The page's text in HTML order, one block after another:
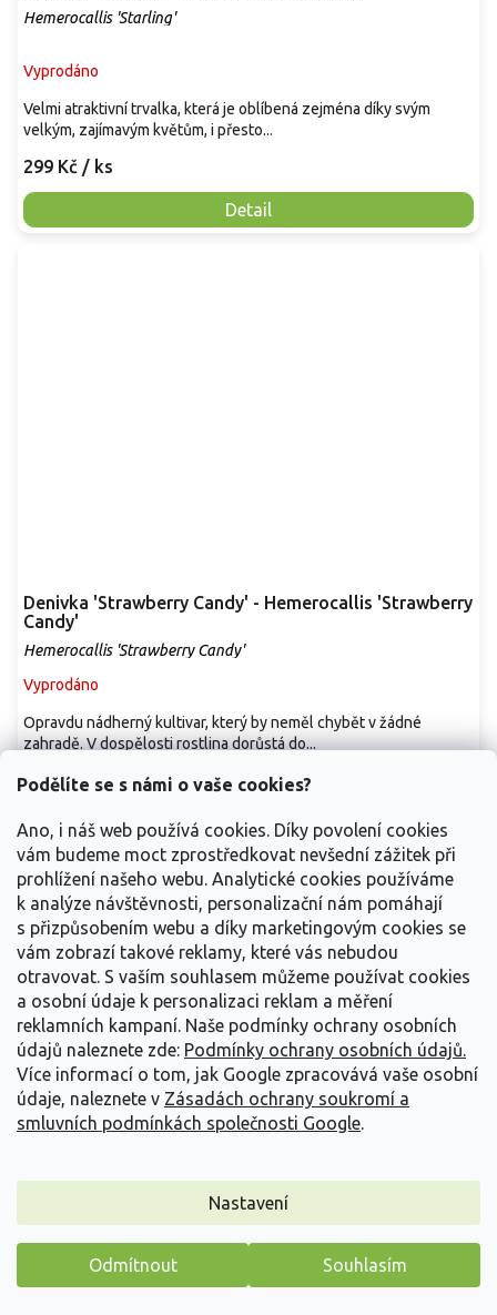
Podělíte se s námi o vaše cookies?
Ano, i náš web používá cookies. Díky povolení cookies
vám budeme moct zprostředkovat nevšední zážitek při
prohlížení našeho webu. Analytické cookies používáme
k analýze návštěvnosti, personalizační nám pomáhají
s přizpůsobením webu a díky marketingovým cookies se
vám zobrazí takové reklamy, které vás nebudou
otravovat. S vaším souhlasem můžeme používat cookies
a osobní údaje k personalizaci reklam a měření
reklamních kampaní. Naše podmínky ochrany osobních
údajů naleznete zde: Podmínky ochrany osobních údajů.
Více informací o tom, jak Google zpracovává vaše osobní
údaje, naleznete v Zásadách ochrany soukromí a
smluvních podmínkách společnosti Google.
Nastavení
Odmítnout Souhlasím
Hemerocallis 'Starling'
Vyprodáno
299 Kč / ks
Detail
Velmi atraktivní trvalka, která je oblíbená zejména díky svým
velkým, zajímavým květům, i přesto...
Denivka 'Strawberry Candy' - Hemerocallis 'Strawberry
Candy'
Hemerocallis 'Strawberry Candy'
Vyprodáno
299 Kč/ ks
Detail
Opravdu nádherný kultivar, který by neměl chybět v žádné
zahradě. V dospělosti rostlina dorůstá do...
Hemerocallis 'Tigger'
Máme pro vás malý dárek